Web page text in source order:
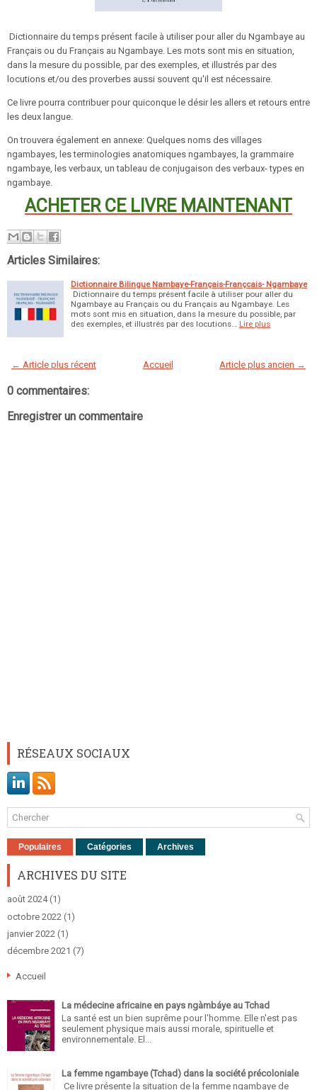
Dictionnaire du temps présent facile à utiliser pour aller du Ngambaye au
Français ou du Français au Ngambaye. Les mots sont mis en situation,
dans la mesure du possible, par des exemples, et illustrés par des
locutions et/ou des proverbes aussi souvent qu'il est nécessaire.
Ce livre pourra contribuer pour quiconque le désir les allers et retours entre
les deux langue.
On trouvera également en annexe: Quelques noms des villages
ngambayes, les terminologies anatomiques ngambayes, la grammaire
ngambaye, les verbaux, un tableau de conjugaison des verbaux- types en
ngambaye.
ACHETER CE LIVRE MAINTENANT
Articles Similaires:
Dictionnaire Bilingue Nambaye-Français-Françcais- Ngambaye
Dictionnaire du temps présent facile à utiliser pour aller du
Ngambaye au Français ou du Français au Ngambaye. Les
mots sont mis en situation, dans la mesure du possible, par
des exemples, et illustrés par des locutions… Lire plus
← Article plus récent Article plus ancien →
Accueil
0 commentaires:
Enregistrer un commentaire
RÉSEAUX SOCIAUX
Populaires Catégories Archives
ARCHIVES DU SITE
août 2024(1)
octobre 2022 (1)
janvier 2022 (1)
décembre 2021 (7)
Accueil
La médecine africaine en pays ngàmbáye au Tchad
La santé est un bien suprême pour l'homme. Elle n'est pas
seulement physique mais aussi morale, spirituelle et
environnementale. El...
La femme ngambaye (Tchad) dans la société précoloniale
Ce livre présente la situation de la femme ngambaye de